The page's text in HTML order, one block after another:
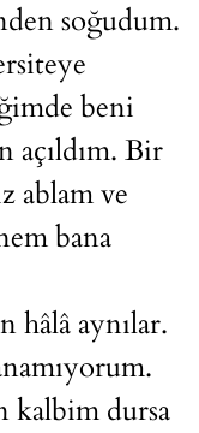
soğudum.
beni
açıldım. Bir
ablam ve
bana
hâlâ aynılar.
kalbim dursa